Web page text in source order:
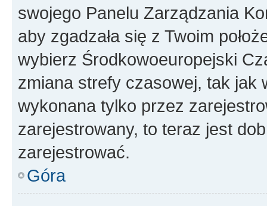
swojego Panelu Zarządzania
aby zgadzała się z Twoim
wybierz Środkowoeuropejski
zmiana strefy czasowej, tak jak
wykonana tylko przez
zarejestrowany, to teraz jest
zarejestrować.
Góra